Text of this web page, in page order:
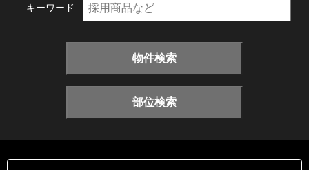
キーワード
物件検索
部位検索